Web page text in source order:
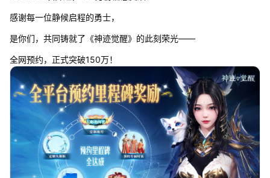
感谢每一位静候启程的勇士，
是你们，共同铸就了《神迹觉醒》的此刻荣光——
全网预约，正式突破150万！